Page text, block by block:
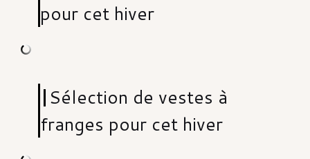
pour cet hiver
Sélection de vestes à
franges pour cet hiver